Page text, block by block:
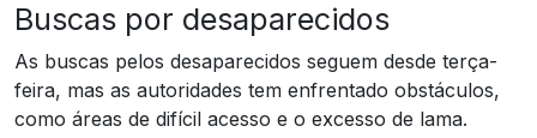
Buscas por desaparecidos
As buscas pelos desaparecidos seguem desde terça-
feira, mas as autoridades tem enfrentado obstáculos,
como áreas de difícil acesso e o excesso de lama.